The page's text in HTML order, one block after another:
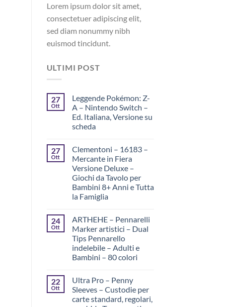
Lorem ipsum dolor sit amet,
consectetuer adipiscing elit,
sed diam nonummy nibh
euismod tincidunt.
ULTIMI POST
27
Ott
Leggende Pokémon: Z-
A – Nintendo Switch –
Ed. Italiana, Versione su
scheda
27
Ott
Clementoni – 16183 –
Mercante in Fiera
Versione Deluxe –
Giochi da Tavolo per
Bambini 8+ Anni e Tutta
la Famiglia
24
Ott
ARTHEHE – Pennarelli
Marker artistici – Dual
Tips Pennarello
indelebile – Adulti e
Bambini – 80 colori
22
Ott
Ultra Pro – Penny
Sleeves – Custodie per
carte standard, regolari,